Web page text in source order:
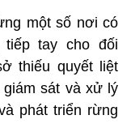
một số nơi có
tiếp tay cho đối
thiếu quyết liệt
giám sát và xử lý
phát triển rừng